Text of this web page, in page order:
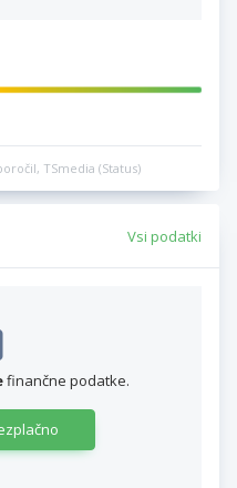
TSmedia (Status)
Vsi podatki
finančne podatke.